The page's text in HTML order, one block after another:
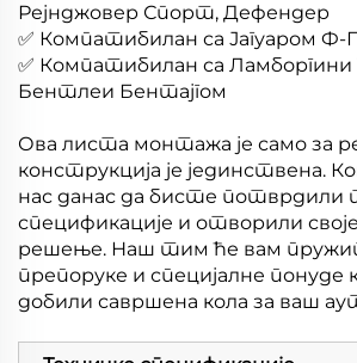
Рејнджовер Спорт, Дефендер
✅ Компатибилан са Јагуаром Ф-
✅ Компатибилан са Ламборгини
Бентлеи Бентајгом
Ова листа монтажа је само за
конструкција је јединствена.
нас данас да бисте потврдили
спецификације и отворили
решење. Наш тим ће вам
препоруке и специјалне понуде
добили савршена кола за ваш